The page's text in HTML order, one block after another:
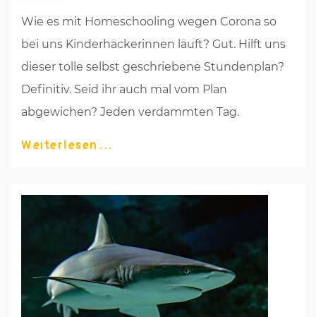
Wie es mit Homeschooling wegen Corona so
bei uns Kinderhäckerinnen läuft? Gut. Hilft uns
dieser tolle selbst geschriebene Stundenplan?
Definitiv. Seid ihr auch mal vom Plan
abgewichen? Jeden verdammten Tag.
Weiterlesen